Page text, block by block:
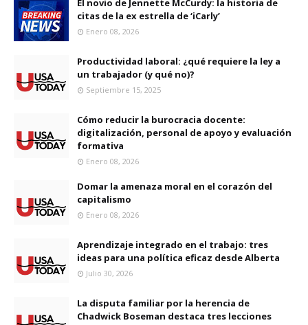
El novio de Jennette McCurdy: la historia de
citas de la ex estrella de ‘iCarly’
Enero 08, 2026
Productividad laboral: ¿qué requiere la ley a
un trabajador (y qué no)?
Septiembre 15, 2025
Cómo reducir la burocracia docente:
digitalización, personal de apoyo y evaluación
formativa
Enero 08, 2026
Domar la amenaza moral en el corazón del
capitalismo
Enero 08, 2026
Aprendizaje integrado en el trabajo: tres
ideas para una política eficaz desde Alberta
Julio 30, 2026
La disputa familiar por la herencia de
Chadwick Boseman destaca tres lecciones